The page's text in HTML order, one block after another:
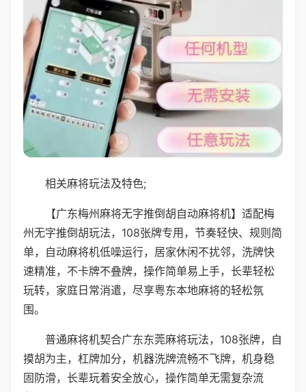
相关麻将玩法及特色;
【广东梅州麻将无字推倒胡自动麻将机】适配梅
州无字推倒胡玩法，108张牌专用，节奏轻快、规则简
单，自动麻将机低噪运行，居家休闲不扰邻，洗牌快
速精准，不卡牌不叠牌，操作简单易上手，长辈轻松
玩转，家庭日常消遣，尽享粤东本地麻将的轻松氛
围。
普通麻将机契合广东东莞麻将玩法，108张牌，自
摸胡为主，杠牌加分，机器洗牌流畅不飞牌，机身稳
固防滑，长辈玩着安全放心，操作简单无需复杂流